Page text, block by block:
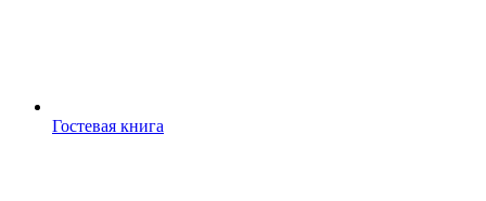
Гостевая книга